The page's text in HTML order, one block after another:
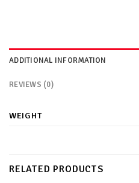
ADDITIONAL INFORMATION
REVIEWS (0)
WEIGHT
RELATED PRODUCTS